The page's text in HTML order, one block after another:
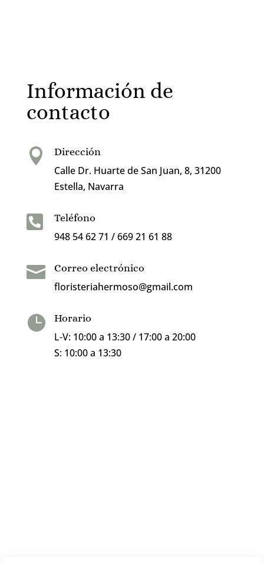
Información de
contacto
 Dirección
Calle Dr. Huarte de San Juan, 8, 31200
Estella, Navarra
 Teléfono
948 54 62 71 / 669 21 61 88
 Correo electrónico
floristeriahermoso@gmail.com
 Horario
L-V: 10:00 a 13:30 / 17:00 a 20:00
S: 10:00 a 13:30